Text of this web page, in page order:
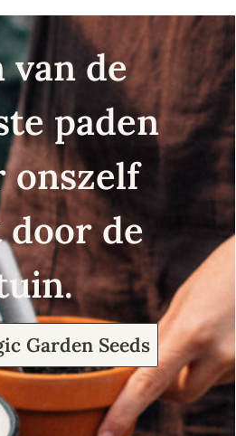
van de
paden
onszelf
de
Garden Seeds